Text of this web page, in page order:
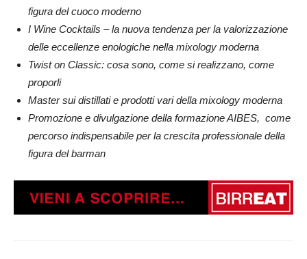
figura del cuoco moderno
I Wine Cocktails – la nuova tendenza per la valorizzazione
delle eccellenze enologiche nella mixology moderna
Twist on Classic: cosa sono, come si realizzano, come
proporli
Master sui distillati e prodotti vari della mixology moderna
Promozione e divulgazione della formazione AIBES, come
percorso indispensabile per la crescita professionale della
figura del barman